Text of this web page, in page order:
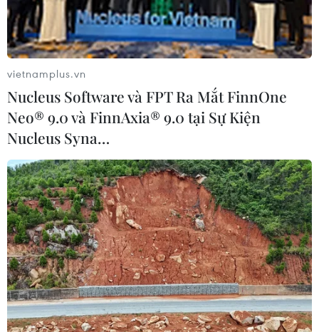
bùng phát mạnh.
COVID-19: Thái Lan không loại trừ khả
năng phong tỏa toàn quốc
18/03/2020 14:23
vietnamplus.vn
Nucleus Software và FPT Ra Mắt FinnOne
Neo® 9.0 và FinnAxia® 9.0 tại Sự Kiện
Nucleus Syna…